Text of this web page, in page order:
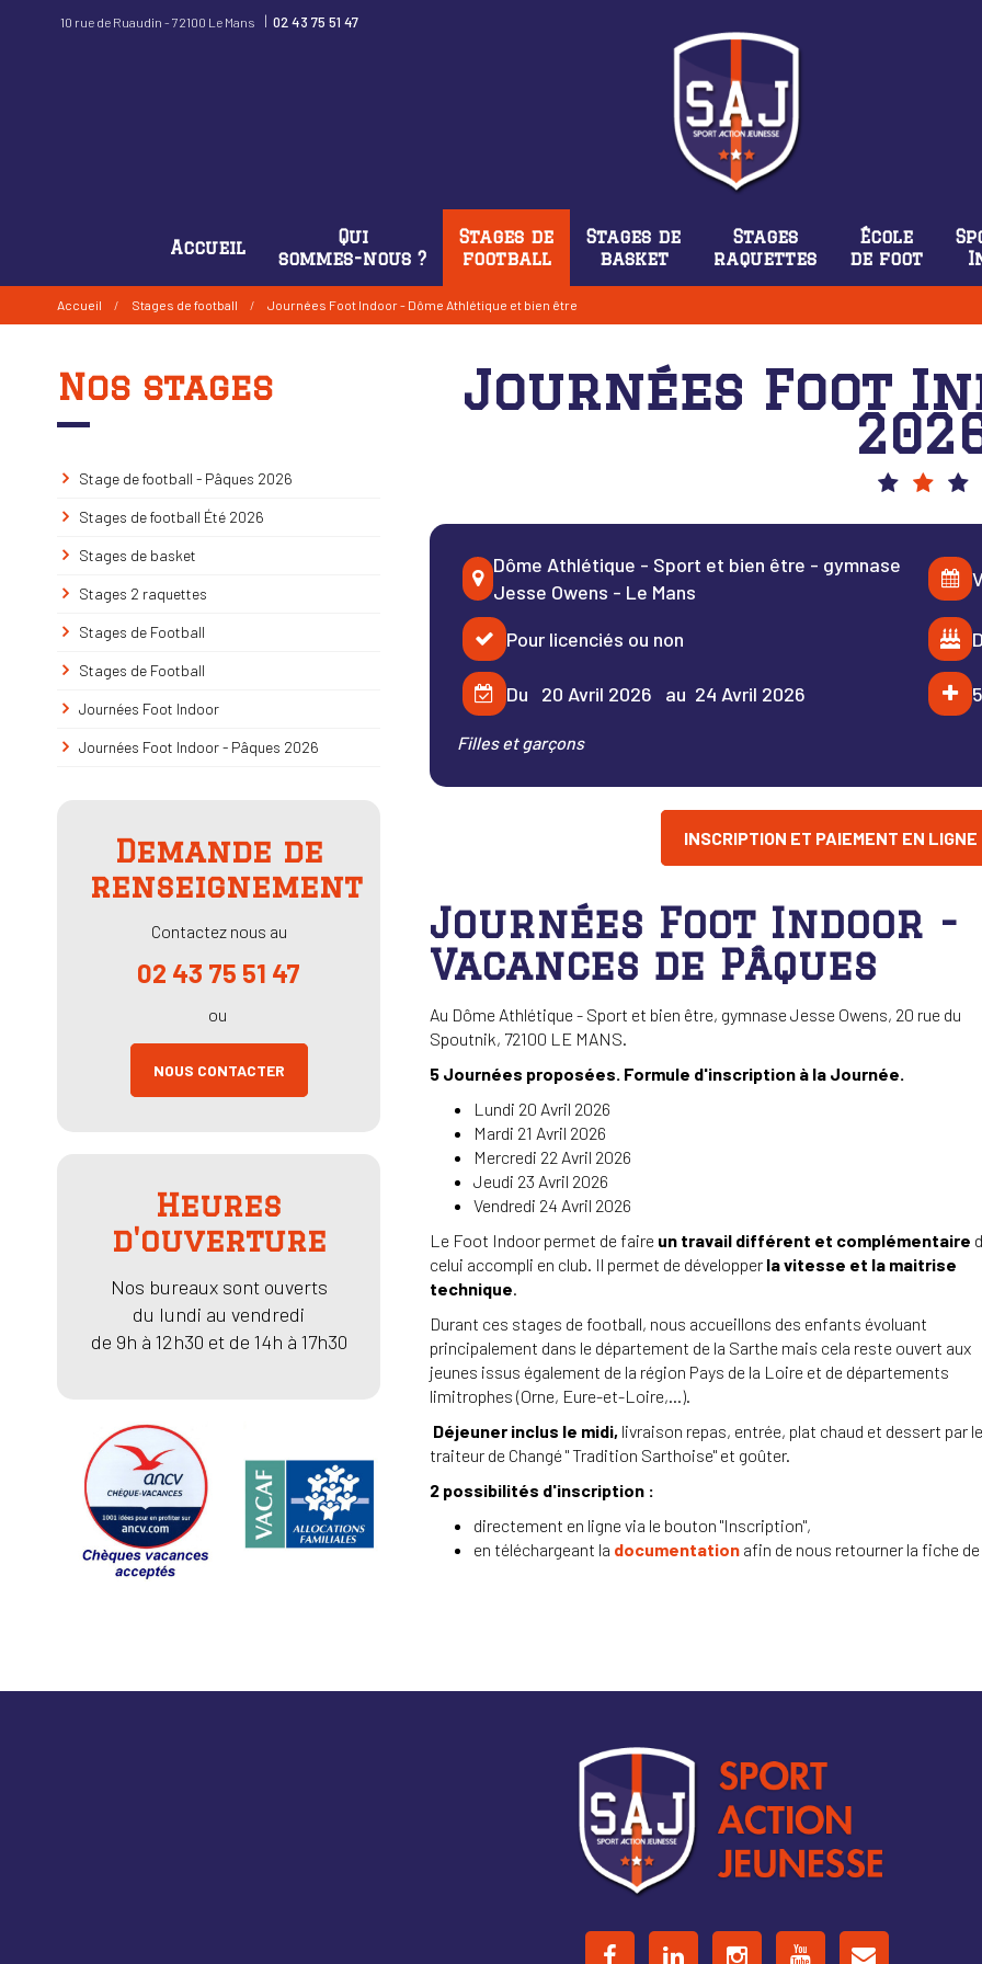
10 rue de Ruaudin - 72100 Le Mans | 02 43 75 51 47
Accueil
Qui
sommes-nous ?
Stages de
football
Stages de
basket
Stages
raquettes
École
de foot
Accueil / Stages de football / Journées Foot Indoor - Dôme Athlétique et bien être
Journées Foot
Dôme Athlétique - Sport et bien être - gymnase
Jesse Owens - Le Mans
Pour licenciés ou non
Du 20 Avril 2026 au 24 Avril 2026
Filles et garçons
INSCRIPTION ET PAIEMENT EN LIGNE
Journées Foot Indoor -
Vacances de Pâques
Au Dôme Athlétique - Sport et bien être, gymnase Jesse Owens, 20 rue du
Spoutnik, 72100 LE MANS.
5 Journées proposées. Formule d'inscription à la Journée.
Lundi 20 Avril 2026
Mardi 21 Avril 2026
Mercredi 22 Avril 2026
Jeudi 23 Avril 2026
Vendredi 24 Avril 2026
Le Foot Indoor permet de faire un travail différent et complémentaire
celui accompli en club. Il permet de développer la vitesse et la maitrise
technique.
Durant ces stages de football, nous accueillons des enfants évoluant
principalement dans le département de la Sarthe mais cela reste ouvert aux
jeunes issus également de la région Pays de la Loire et de départements
limitrophes (Orne, Eure-et-Loire,...).
Déjeuner inclus le midi, livraison repas, entrée, plat chaud et dessert par le
traiteur de Changé " Tradition Sarthoise" et goûter.
2 possibilités d'inscription :
directement en ligne via le bouton "Inscription",
en téléchargeant la documentation afin de nous retourner la fiche
Nos stages
Stage de football - Pâques 2026
Stages de football Été 2026
Stages de basket
Stages 2 raquettes
Stages de Football
Stages de Football
Journées Foot Indoor
Journées Foot Indoor - Pâques 2026
Demande de
renseignement
Contactez nous au
02 43 75 51 47
ou
NOUS CONTACTER
Heures
d'ouverture
Nos bureaux sont ouverts
du lundi au vendredi
de 9h à 12h30 et de 14h à 17h30